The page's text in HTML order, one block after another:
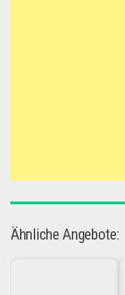
Ähnliche Angebote: